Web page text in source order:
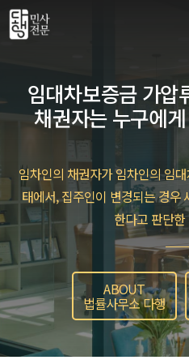
컨
텐
건
기
임대차보증금 가압
채권자는 누구에
임차인의 채권자가 임차인의 임
태에서, 집주인이 변경되는 경우
한다고 판단
ABOUT
법률사무소 다행